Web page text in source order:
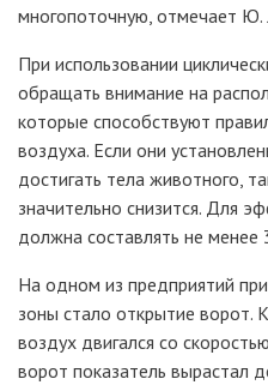
многопоточную, отмечает Ю.
При использовании
обращать внимание на
которые способствуют
воздуха. Если они
достигать тела животного,
значительно снизится. Для
должна составлять не менее
На одном из предприятий
зоны стало открытие ворот.
воздух двигался со
ворот показатель вырастал